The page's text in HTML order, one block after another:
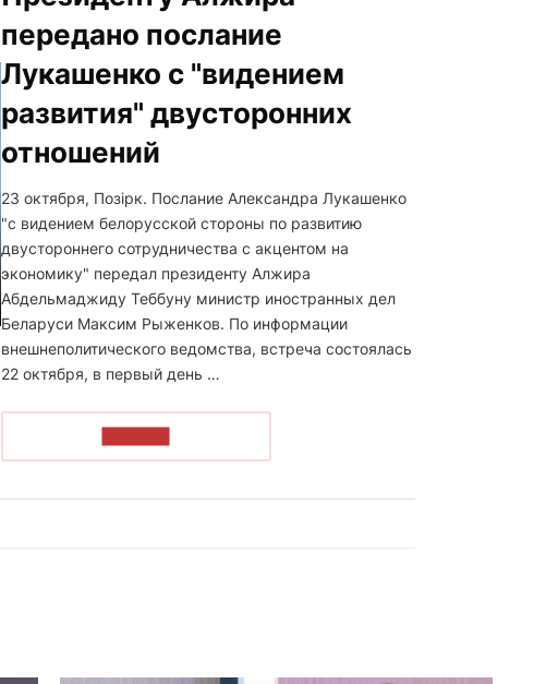
передано послание
Лукашенко с "видением
развития" двусторонних
отношений
23 октября, Позірк. Послание Александра Лукашенко
"с видением белорусской стороны по развитию
двустороннего сотрудничества с акцентом на
экономику" передал президенту Алжира
Абдельмаджиду Теббуну министр иностранных дел
Беларуси Максим Рыженков. По информации
внешнеполитического ведомства, встреча состоялась
22 октября, в первый день …